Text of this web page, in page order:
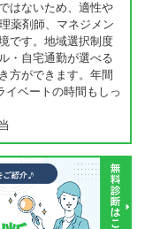
はないため、適性や
薬剤師、マネジメン
です。地域選択制度
・自宅通勤が選べる
方ができます。年間
イベートの時間もしっ